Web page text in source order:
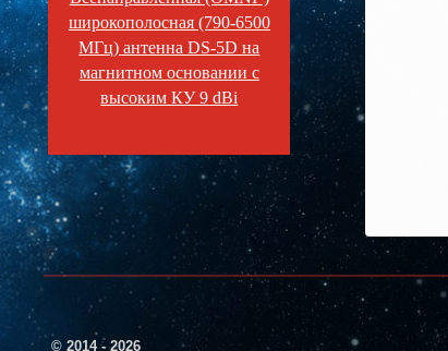
широкополосная (790-6500
МГц) антенна DS-5D на
магнитном основании с
высоким КУ 9 dBi
© 2014 - 2026